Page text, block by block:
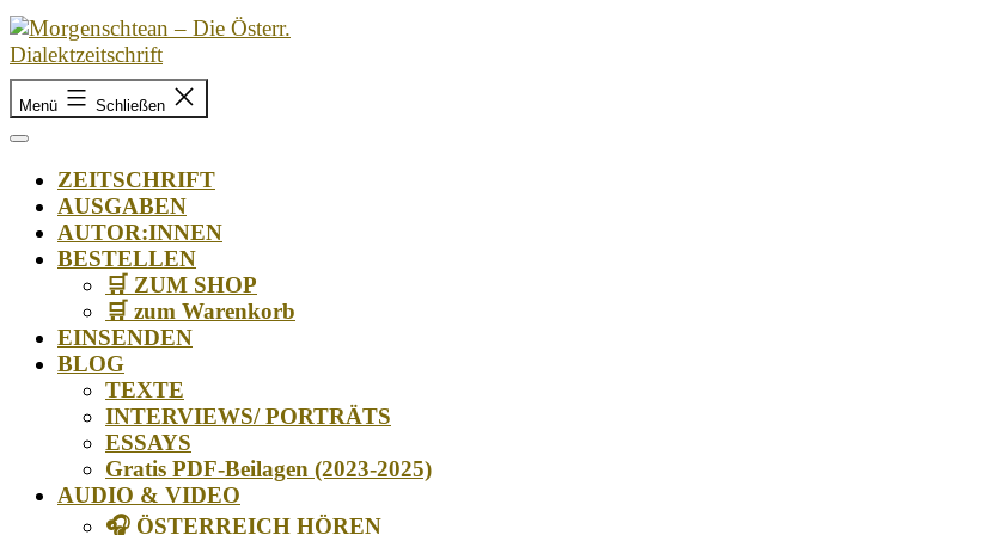
Zum
Inhalt
springen
Morgenschtean
Die
Dialektzeitschrift
Menü Schließen
ZEITSCHRIFT
AUSGABEN
AUTOR:INNEN
BESTELLEN
🛒 ZUM SHOP
🛒 zum Warenkorb
EINSENDEN
BLOG
TEXTE
INTERVIEWS/ PORTRÄTS
ESSAYS
Gratis PDF-Beilagen (2023-2025)
AUDIO & VIDEO
🎧 ÖSTERREICH HÖREN